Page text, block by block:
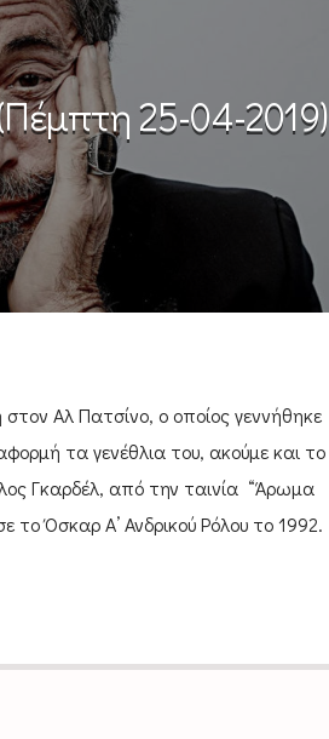
25-04-2019)
Αλ Πατσίνο, ο οποίος γεννήθηκε
τα γενέθλια του, ακούμε και το
Γκαρδέλ, από την ταινία “Άρωμα
το Όσκαρ Α’ Ανδρικού Ρόλου το 1992.